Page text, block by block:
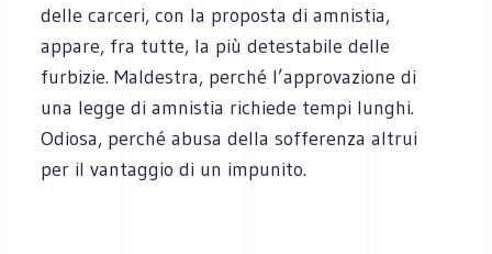
delle carceri, con la proposta di amnistia,
appare, fra tutte, la più detestabile delle
furbizie. Maldestra, perché l’approvazione di
una legge di amnistia richiede tempi lunghi.
Odiosa, perché abusa della sofferenza altrui
per il vantaggio di un impunito.